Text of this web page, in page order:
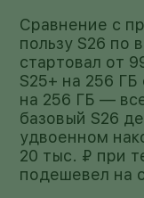
Сравнение с
пользу S26 по
стартовал от
S25+ на 256
на 256 ГБ —
базовый S26
удвоенном
20 тыс. ₽ при
подешевел на